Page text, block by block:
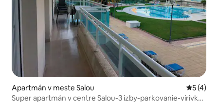
Apartmán v meste Salou
5 (4)
Super apartmán v centre Salou-3 izby-parkovanie-vírivka-